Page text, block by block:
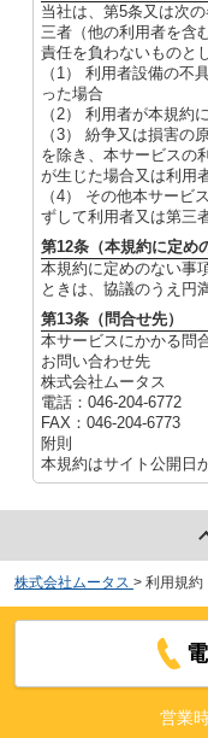
当社は、第5条又は次
三者（他の利用者を含
責任を負わないものと
（1） 利用者設備の不
った場合
（2） 利用者が本規約
（3） 紛争又は損害の
を除き、本サービスの
が生じた場合又は利用
（4） その他本サービ
ずして利用者又は第三
第12条（本規約に定め
本規約に定めのない事
ときは、協議のうえ円
第13条（問合せ先）
本サービスにかかる問
お問い合わせ先
株式会社ムータス
電話：046-204-6772
FAX：046-204-6773
附則
本規約はサイト公開日
株式会社ムータス > 利用規約
営業